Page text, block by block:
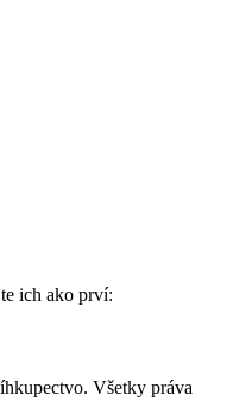
ich ako prví:
Všetky práva